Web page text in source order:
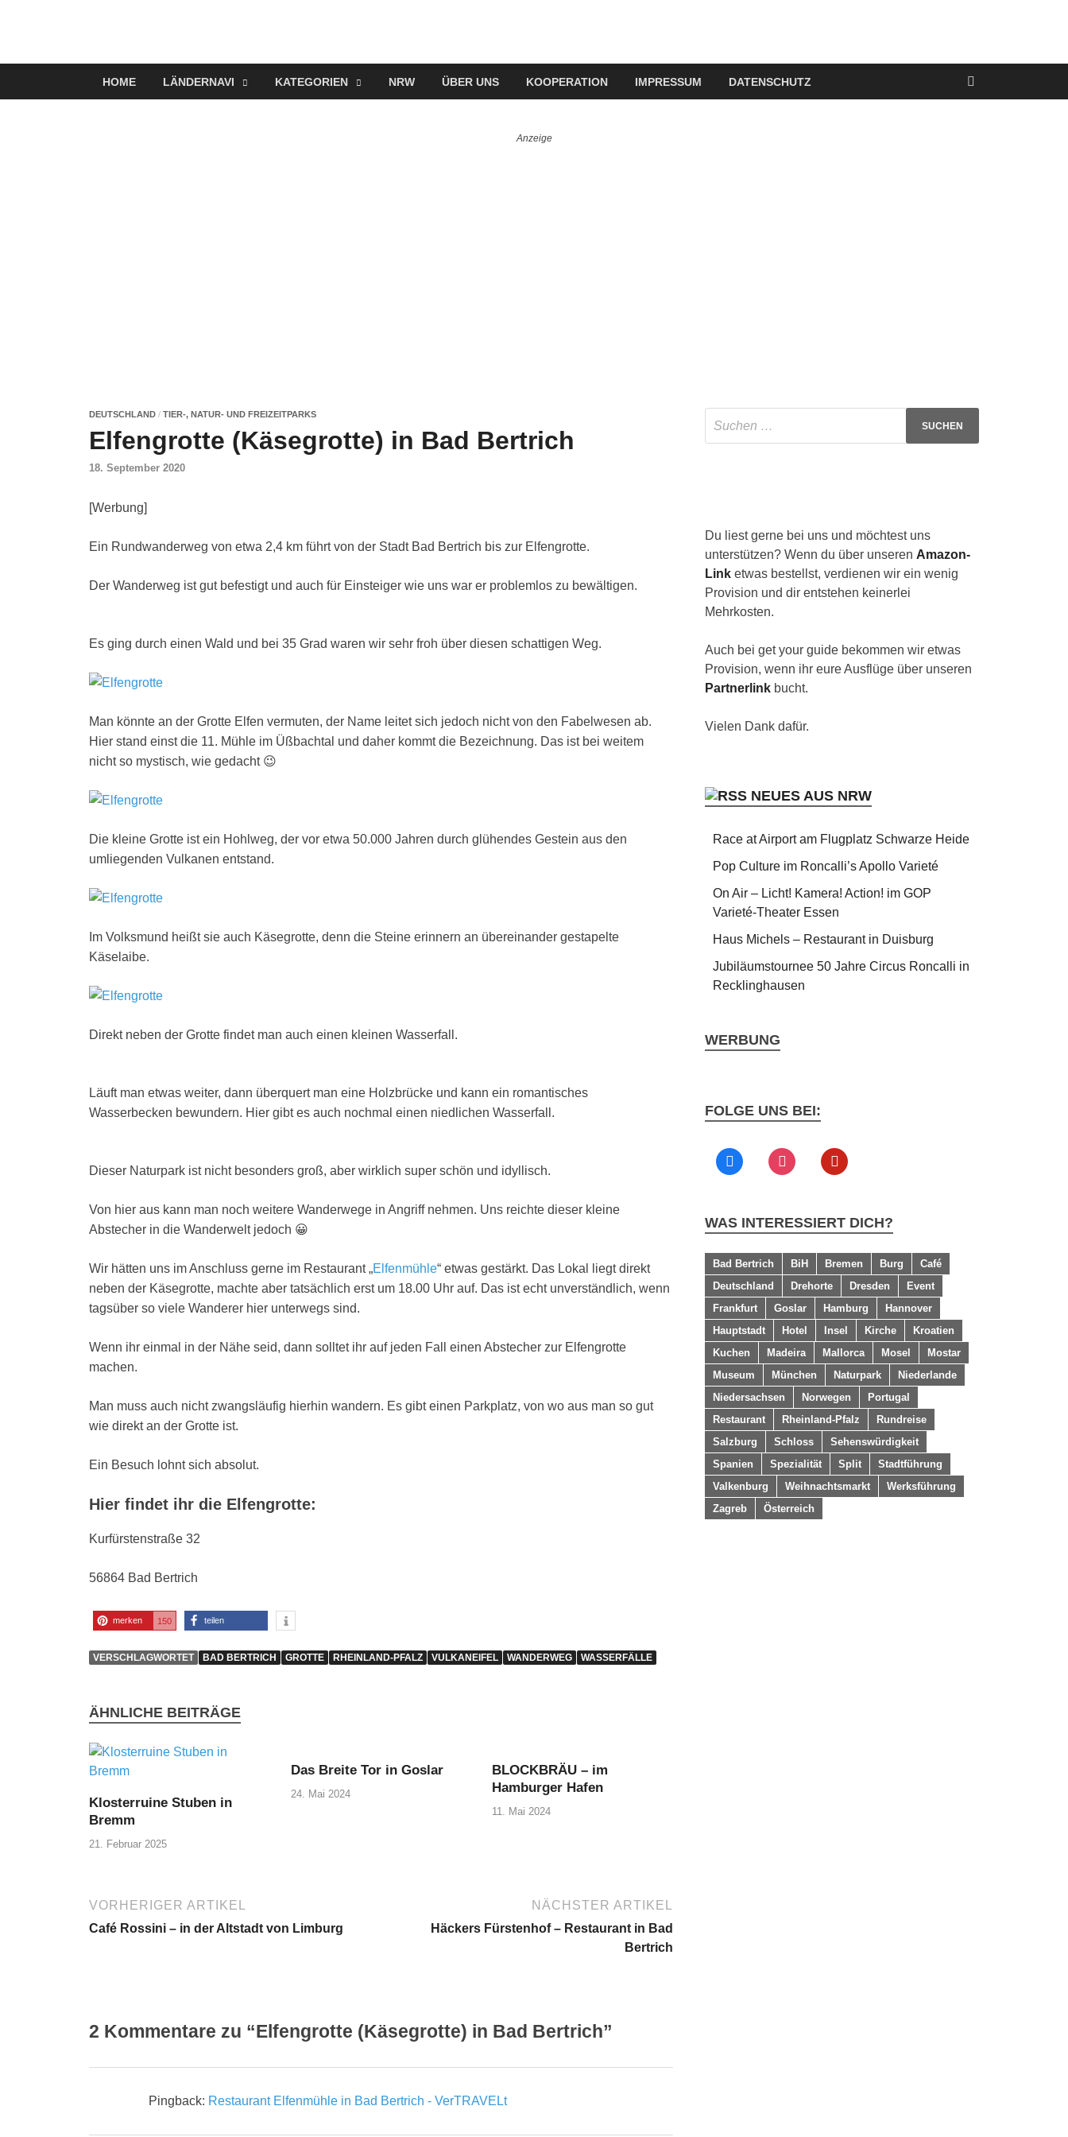
VerTRAVELt
HOME LÄNDERNAVI KATEGORIEN NRW ÜBER UNS KOOPERATION IMPRESSUM DATENSCHUTZ
DEUTSCHLAND / TIER-, NATUR- UND FREIZEITPARKS
Elfengrotte (Käsegrotte) in Bad Bertrich
18. September 2020
[Werbung]
Ein Rundwanderweg von etwa 2,4 km führt von der Stadt Bad Bertrich bis zur Elfengrotte.
Der Wanderweg ist gut befestigt und auch für Einsteiger wie uns war er problemlos zu bewältigen.
Es ging durch einen Wald und bei 35 Grad waren wir sehr froh über diesen schattigen Weg.
Man könnte an der Grotte Elfen vermuten, der Name leitet sich jedoch nicht von den Fabelwesen ab.
Hier stand einst die 11. Mühle im Üßbachtal und daher kommt die Bezeichnung. Das ist bei weitem
nicht so mystisch, wie gedacht 😉
Die kleine Grotte ist ein Hohlweg, der vor etwa 50.000 Jahren durch glühendes Gestein aus den
umliegenden Vulkanen entstand.
Im Volksmund heißt sie auch Käsegrotte, denn die Steine erinnern an übereinander gestapelte
Käselaibe.
Direkt neben der Grotte findet man auch einen kleinen Wasserfall.
Läuft man etwas weiter, dann überquert man eine Holzbrücke und kann ein romantisches
Wasserbecken bewundern. Hier gibt es auch nochmal einen niedlichen Wasserfall.
Dieser Naturpark ist nicht besonders groß, aber wirklich super schön und idyllisch.
Von hier aus kann man noch weitere Wanderwege in Angriff nehmen. Uns reichte dieser kleine
Abstecher in die Wanderwelt jedoch 😀
Wir hätten uns im Anschluss gerne im Restaurant „Elfenmühle“ etwas gestärkt. Das Lokal liegt direkt
neben der Käsegrotte, machte aber tatsächlich erst um 18.00 Uhr auf. Das ist echt unverständlich, wenn
tagsüber so viele Wanderer hier unterwegs sind.
Wenn ihr einmal in der Nähe seid, dann solltet ihr auf jeden Fall einen Abstecher zur Elfengrotte
machen.
Man muss auch nicht zwangsläufig hierhin wandern. Es gibt einen Parkplatz, von wo aus man so gut
wie direkt an der Grotte ist.
Ein Besuch lohnt sich absolut.
Hier findet ihr die Elfengrotte:
Kurfürstenstraße 32
56864 Bad Bertrich
merken 150 teilen
VERSCHLAGWORTET BAD BERTRICH GROTTE RHEINLAND-PFALZ VULKANEIFEL WANDERWEG WASSERFÄLLE
ÄHNLICHE BEITRÄGE
Klosterruine Stuben in
Bremm
21. Februar 2025
Das Breite Tor in Goslar
24. Mai 2024
BLOCKBRÄU – im
Hamburger Hafen
11. Mai 2024
VORHERIGER ARTIKEL
Café Rossini – in der Altstadt von Limburg
NÄCHSTER ARTIKEL
Häckers Fürstenhof – Restaurant in Bad
Bertrich
2 Kommentare zu “Elfengrotte (Käsegrotte) in Bad Bertrich”
Pingback: Restaurant Elfenmühle in Bad Bertrich - VerTRAVELt
Du liest gerne bei uns und möchtest uns
unterstützen? Wenn du über unseren Amazon-
Link etwas bestellst, verdienen wir ein wenig
Provision und dir entstehen keinerlei
Mehrkosten.
Auch bei get your guide bekommen wir etwas
Provision, wenn ihr eure Ausflüge über unseren
Partnerlink bucht.
Vielen Dank dafür.
NEUES AUS NRW
Race at Airport am Flugplatz Schwarze Heide
Pop Culture im Roncalli’s Apollo Varieté
On Air – Licht! Kamera! Action! im GOP
Varieté-Theater Essen
Haus Michels – Restaurant in Duisburg
Jubiläumstournee 50 Jahre Circus Roncalli in
Recklinghausen
WERBUNG
FOLGE UNS BEI:
WAS INTERESSIERT DICH?
Bad Bertrich BiH Bremen Burg
Café
Deutschland
Drehorte Dresden
Event
Frankfurt
Goslar Hamburg
Hannover
Hauptstadt
Hotel Insel Kirche
Kroatien
Kuchen
Madeira Mallorca Mosel
Mostar
Museum
München Naturpark
Niederlande
Niedersachsen
Norwegen
Portugal
Restaurant
Rheinland-Pfalz
Rundreise
Salzburg
Schloss
Sehenswürdigkeit
Spanien
Spezialität Split
Stadtführung
Valkenburg
Weihnachtsmarkt
Werksführung
Zagreb
Österreich